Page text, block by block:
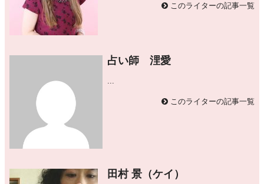
このライターの記事一覧
占い師 浬愛
...
このライターの記事一覧
田村 景（ケイ）